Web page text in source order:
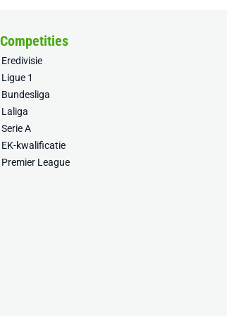
Competities
Eredivisie
Ligue 1
Bundesliga
Laliga
Serie A
EK-kwalificatie
Premier League